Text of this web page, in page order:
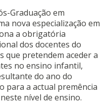
Graduação em
nova especialização em
a obrigatória
dos docentes do
que pretendem aceder a
no ensino infantil,
do ano do
para a actual premência
nível de ensino.